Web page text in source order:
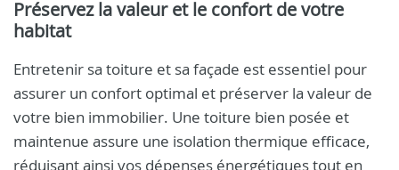
Préservez la valeur et le confort de votre
habitat
Entretenir sa toiture et sa façade est essentiel pour
assurer un confort optimal et préserver la valeur de
votre bien immobilier. Une toiture bien posée et
maintenue assure une isolation thermique efficace,
réduisant ainsi vos dépenses énergétiques tout en